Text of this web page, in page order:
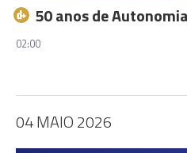
50 anos de
02:00
04 MAIO 2026